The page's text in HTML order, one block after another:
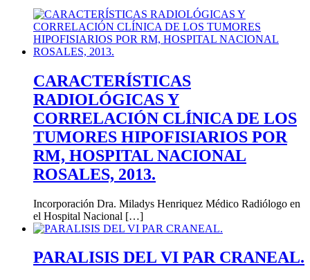
CARACTERÍSTICAS
RADIOLÓGICAS Y
CORRELACIÓN CLÍNICA DE LOS
TUMORES HIPOFISIARIOS POR
RM, HOSPITAL NACIONAL
ROSALES, 2013.
Incorporación Dra. Miladys Henriquez Médico Radiólogo en
el Hospital Nacional […]
PARALISIS DEL VI PAR CRANEAL.